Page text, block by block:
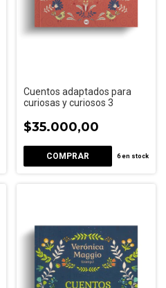
Cuentos adaptados para
curiosas y curiosos 3
$35.000,00
6en stock